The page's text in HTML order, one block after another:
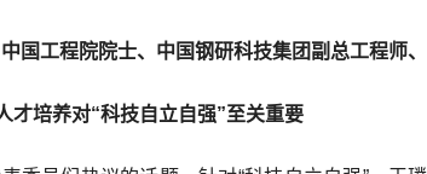
工程院院士、中国钢研科技集团副总工程师
才培养对“科技自立自强”至关重要